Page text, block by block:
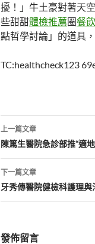
擾！」牛土豪對著天
些甜甜體檢推薦圈餐
點哲學討論」的道具
TC:healthcheck123
文
章
導
覽
上一篇文章
陳篤生醫院急診部推“適
下一篇文章
牙秀傳醫院健檢科護理
發佈留言